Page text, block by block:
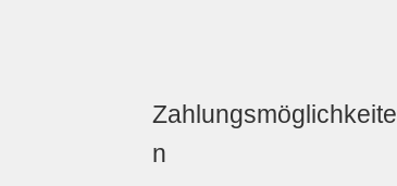
Menge
Zahlungsmöglichkeite
n